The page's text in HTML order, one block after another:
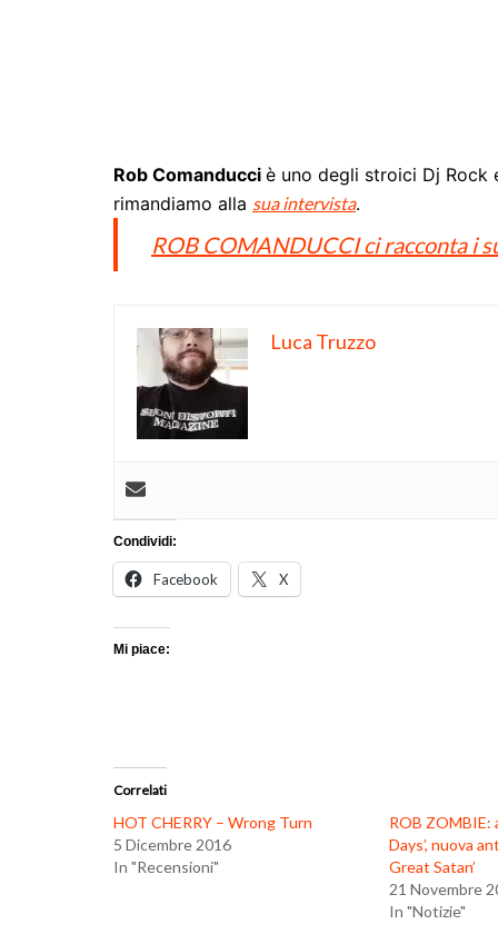
Rob Comanducci è uno degli stroici Dj Rock
rimandiamo alla sua intervista.
ROB COMANDUCCI ci racconta i
Luca Truzzo
Condividi:
Facebook X
Mi piace:
Correlati
HOT CHERRY – Wrong Turn
5 Dicembre 2016
In "Recensioni"
ROB ZOMBIE:
Days’, nuova
Great Satan’
21 Novembre
In "Notizie"